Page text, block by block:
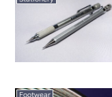
Footwear